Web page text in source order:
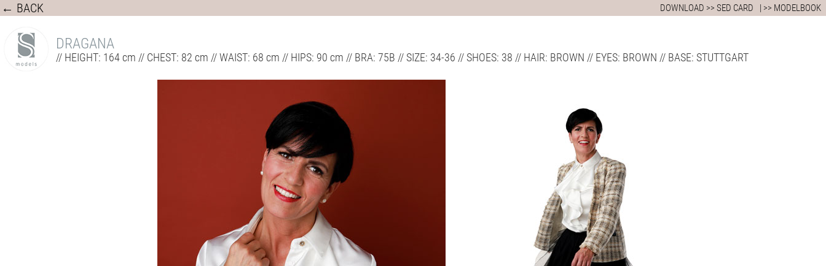
← BACK | >> MODELBOOK
DOWNLOAD >> SED CARD
DRAGANA
// HEIGHT: 164 cm // CHEST: 82 cm // WAIST: 68 cm // HIPS: 90 cm // BRA: 75B // SIZE: 34-36 // SHOES: 38 // HAIR: BROWN // EYES: BROWN // BASE: STUTTGART